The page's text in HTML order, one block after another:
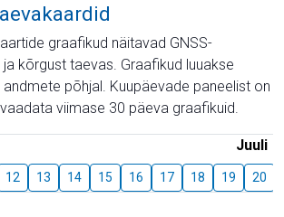
graafikud näitavad GNSS-
kõrgust taevas. Graafikud luuakse
põhjal. Kuupäevade paneelist on
viimase 30 päeva graafikuid.
Juuli
12 13 14 15 16 17 18 19 20